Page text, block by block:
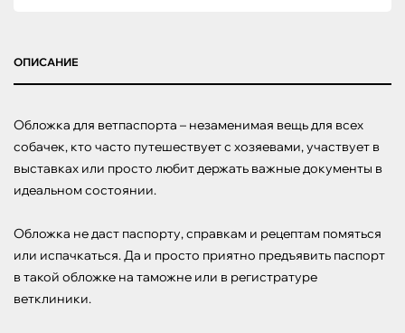
ОПИСАНИЕ
Обложка для ветпаспорта – незаменимая вещь для всех
собачек, кто часто путешествует с хозяевами, участвует в
выставках или просто любит держать важные документы в
идеальном состоянии.
Обложка не даст паспорту, справкам и рецептам помяться
или испачкаться. Да и просто приятно предъявить паспорт
в такой обложке на таможне или в регистратуре
ветклиники.